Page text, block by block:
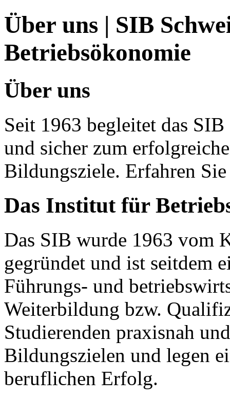
Über uns | SIB
Betriebsökonomie
Über uns
Seit 1963 begleitet das
und sicher zum
Bildungsziele. Erfahren
Das Institut für
Das SIB wurde 1963 vom
gegründet und ist seitdem
Führungs- und
Weiterbildung bzw.
Studierenden praxisnah
Bildungszielen und legen
beruflichen Erfolg.